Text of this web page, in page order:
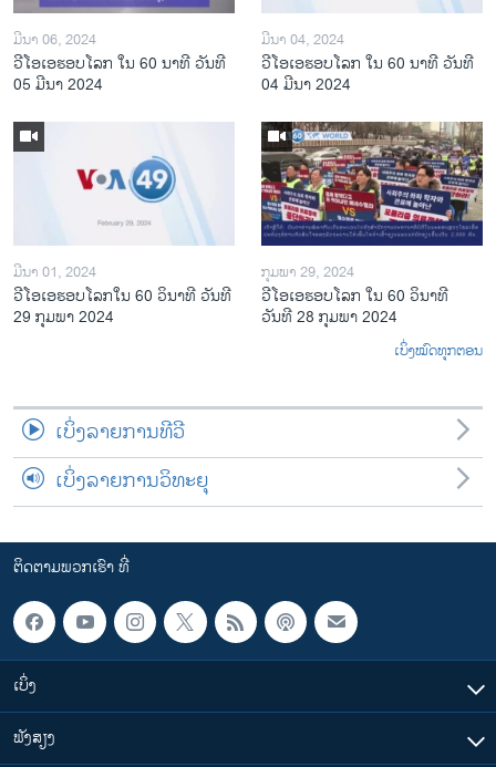
ມີນາ 06, 2024
ວີໂອເອຮອບໂລກ ໃນ 60 ນາທີ ວັນທີ
05 ມີນາ 2024
ມີນາ 04, 2024
ວີໂອເອຮອບໂລກ ໃນ 60 ນາທີ ວັນທີ
04 ມີນາ 2024
ມີນາ 01, 2024
ວີໂອເອຮອບໂລກໃນ 60 ວິນາທີ ວັນທີ
29 ກຸມພາ 2024
ກຸມພາ 29, 2024
ວີໂອເອຮອບໂລກ ໃນ 60 ວິນາທີ
ວັນທີ 28 ກຸມພາ 2024
ເບິ່ງໝົດທຸກຕອນ
ເບິ່ງລາຍການທີວີ
ເບິ່ງລາຍການວິທະຍຸ
ຕິດຕາມພວກເຮົາ ທີ່
ເບິ່ງ
ຟັງສຽງ